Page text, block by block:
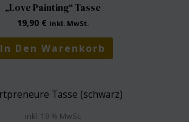
„Love Painting“ Tasse
19,90 € inkl. MwSt.
In Den Warenkorb
inkl. 19 % MwSt.